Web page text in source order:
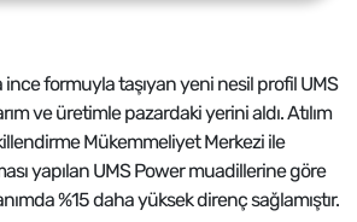
formuyla taşıyan yeni nesil profil UMS
ve üretimle pazardaki yerini aldı. Atılım
Mükemmeliyet Merkezi ile
yapılan UMS Power muadillerine göre
%15 daha yüksek direnç sağlamıştır.